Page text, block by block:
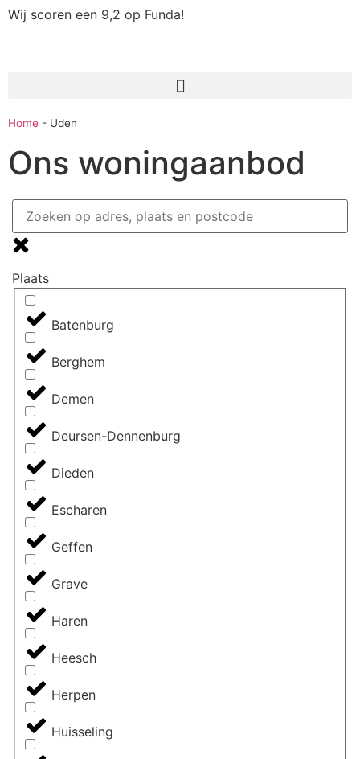
Wij scoren een 9,2 op Funda!
Home - Uden
Ons woningaanbod
Plaats
Batenburg
Berghem
Demen
Deursen-Dennenburg
Dieden
Escharen
Geffen
Grave
Haren
Heesch
Herpen
Huisseling